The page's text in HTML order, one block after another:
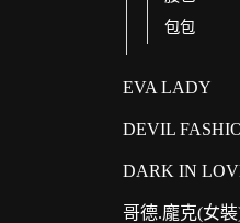
包包
EVA LADY
DEVIL
DARK IN
哥德.龐克(女